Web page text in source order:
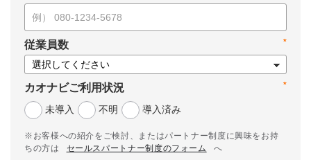
*
従業員数
*
カオナビご利用状況
未導入
不明 導入済み
※お客様への紹介をご検討、またはパートナー制度に興味をお持
ちの方は
セールスパートナー制度のフォーム
へ